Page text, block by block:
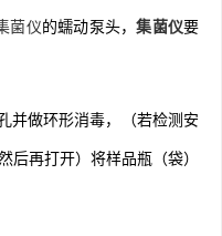
菌仪的蠕动泵头，集菌仪要
并做环形消毒，（若检测安
后再打开）将样品瓶（袋）